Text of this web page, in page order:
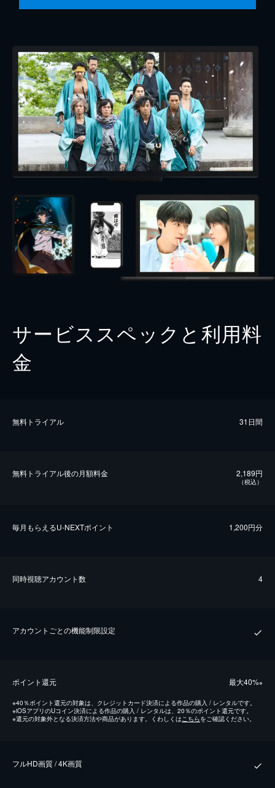
サービススペックと利用料
金
無料トライアル 31日間
無料トライアル後の⽉額料金 2,189円
（税込）
毎⽉もらえるU-NEXTポイント 1,200円分
同時視聴アカウント数 4
アカウントごとの機能制限設定
ポイント還元 最⼤40%※
※40％ポイント還元の対象は、クレジットカード決済による作品の購入 / レンタルです。
※iOSアプリのUコイン決済による作品の購入 / レンタルは、20％のポイント還元です。
※還元の対象外となる決済方法や商品があります。くわしくはこちらをご確認ください。
フルHD画質 / 4K画質